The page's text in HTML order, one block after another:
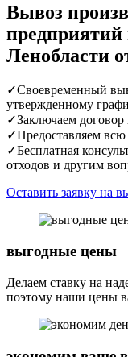
Вывоз
Ленобласти
✓Своевременный
утвержденному
✓Заключаем договор
✓Предоставляем
✓Бесплатная
отходов и другим
Оставить заявку на
выгодные цены
Делаем ставку на
поэтому наши цены